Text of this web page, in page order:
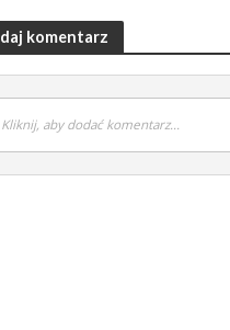
komentarz
Kliknij, aby dodać komentarz...